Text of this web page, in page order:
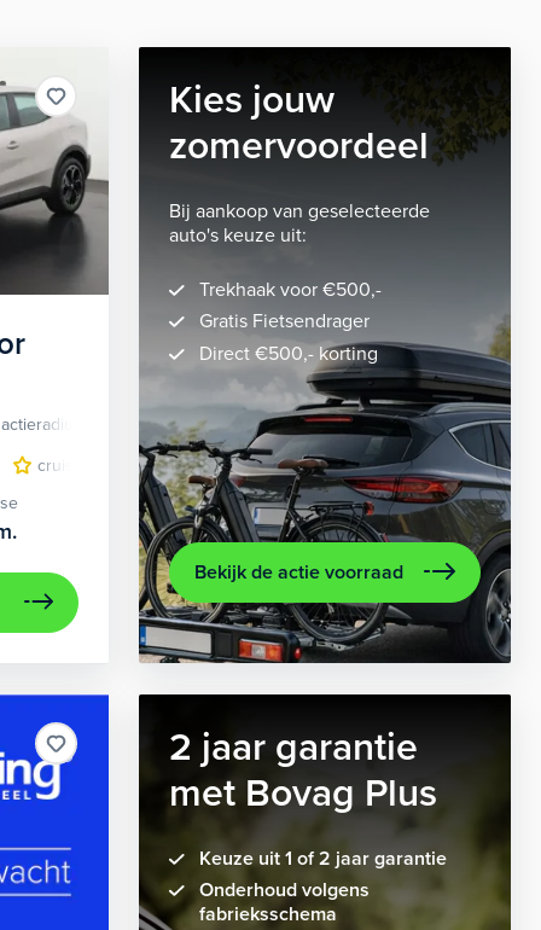
velgen 5-spaaks 18"
volledig digitaal
Elektrisch
cruise control adaptief LED koplampen
lichtmetalen
Kies jouw
zomervoordeel
Bij aankoop van geselecteerde
auto's keuze uit:
Trekhaak voor €500,-
Gratis Fietsendrager
Direct €500,- korting
Bekijk de actie voorraad
2 jaar garantie
met Bovag Plus
Keuze uit 1 of 2 jaar garantie
Onderhoud volgens
fabrieksschema